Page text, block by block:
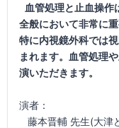
血管処理と止血操作
全般において非常に重
特に内視鏡外科では
まれます。血管処理
演いただきます。
演者：
藤本晋輔 先生(大津